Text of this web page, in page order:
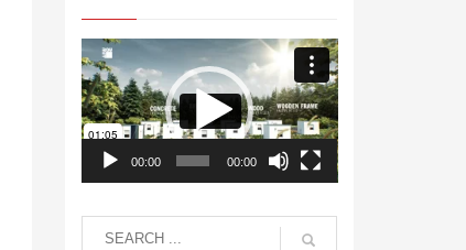
Video
Player
00:00 00:00